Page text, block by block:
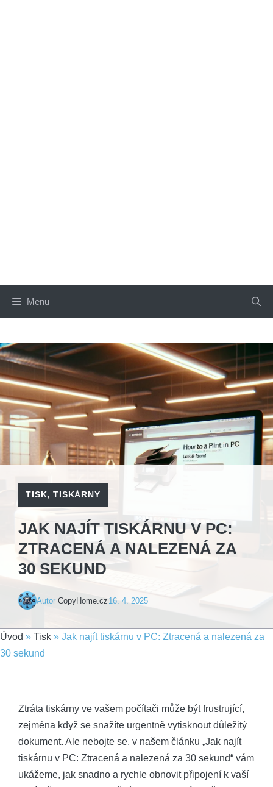
Menu
TISK,TISKÁRNY
JAK NAJÍT TISKÁRNU V PC:
ZTRACENÁ A NALEZENÁ ZA
30 SEKUND
Autor CopyHome.cz 16. 4. 2025
Úvod » Tisk » Jak najít tiskárnu v PC: Ztracená a nalezená za
30 sekund
Ztráta tiskárny ve vašem počítači může být frustrující,
zejména když se snažíte urgentně vytisknout důležitý
dokument. Ale nebojte se, v našem článku „Jak najít
tiskárnu v PC: Ztracená a nalezená za 30 sekund“ vám
ukážeme, jak snadno a rychle obnovit připojení k vaší